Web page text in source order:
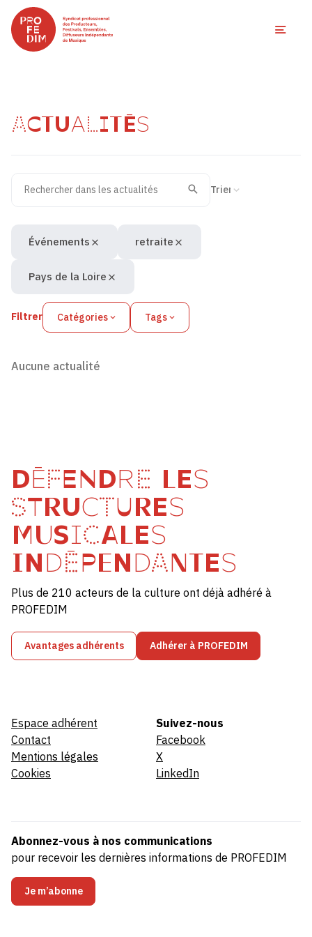
ACTUALITÉS
Recherche
Valider
Filtrer Catégories Tags
Événements retraite
Pays de la Loire
Aucune actualité
DÉFENDRE LES
STRUCTURES
MUSICALES
INDÉPENDANTES
Plus de 210 acteurs de la culture ont déjà adhéré à
PROFEDIM
Avantages adhérents Adhérer à PROFEDIM
Espace adhérent
Contact
Mentions légales
Cookies
Suivez-nous
Facebook
X
LinkedIn
Abonnez-vous à nos communications
pour recevoir les dernières informations de PROFEDIM
Je m’abonne